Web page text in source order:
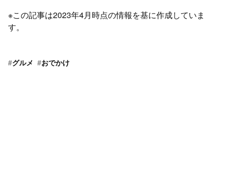
※この記事は2023年4月時点の情報を基に作成していま
す。
#グルメ #おでかけ